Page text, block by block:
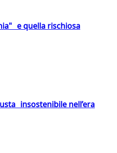
e quella rischiosa
insostenibile nell’era